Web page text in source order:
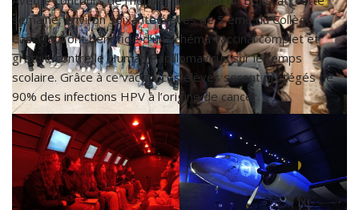
semaine, environ soixante élèves de 5 ème du Collège
Cassignol ont bénéficié d’un schéma vaccinal complet et
gratuit, contre le Human Papillomavirus sur le temps
scolaire. Grâce à ce vaccin, ces élèves seront protégés de
90% des infections HPV à l’origine de cancer.
2 Suivant »